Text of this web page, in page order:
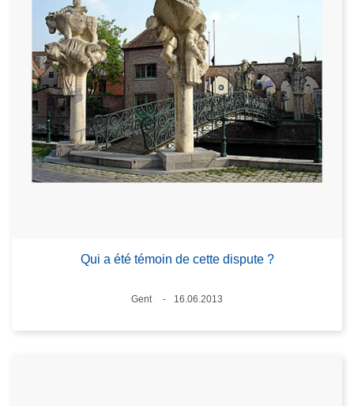
Qui a été témoin de cette dispute ?
Standort
Gent
16.06.2013